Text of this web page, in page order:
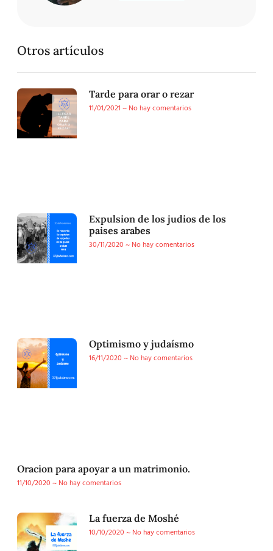
Otros artículos
Tarde para orar o rezar
11/01/2021
No hay comentarios
Expulsion de los judios de los
paises arabes
30/11/2020
No hay comentarios
Optimismo y judaísmo
16/11/2020
No hay comentarios
Oracion para apoyar a un matrimonio.
11/10/2020
No hay comentarios
La fuerza de Moshé
10/10/2020
No hay comentarios